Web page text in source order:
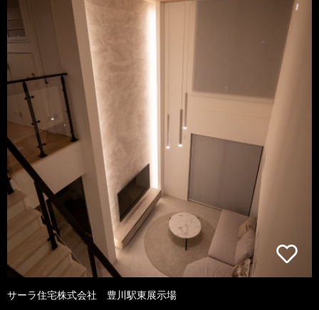
サーラ住宅株式会社 豊川駅東展示場